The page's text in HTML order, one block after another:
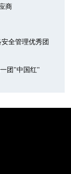
商
全管理优秀团
团"中国红"